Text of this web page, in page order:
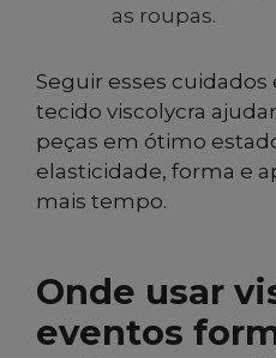
as roupas.
Seguir esses cuidados
tecido viscolycra
peças em ótimo
elasticidade, forma e
mais tempo.
Onde usar
eventos